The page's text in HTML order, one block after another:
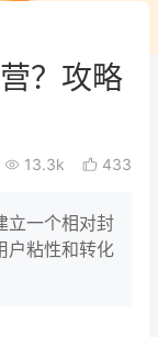
？攻略
13.3k 433
立一个相对封
户粘性和转化